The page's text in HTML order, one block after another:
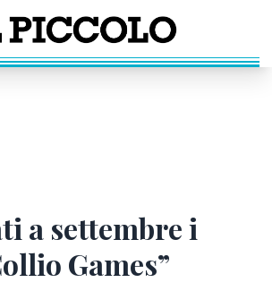
a settembre i
Games”